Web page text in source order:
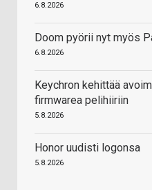
6.8.2026
Doom pyörii nyt myös
6.8.2026
Keychron kehittää
firmwarea pelihiiriin
5.8.2026
Honor uudisti logonsa
5.8.2026